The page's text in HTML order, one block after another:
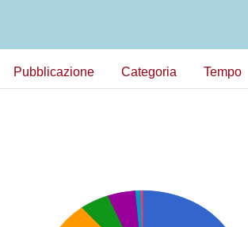
Pubblicazione Categoria Tempo